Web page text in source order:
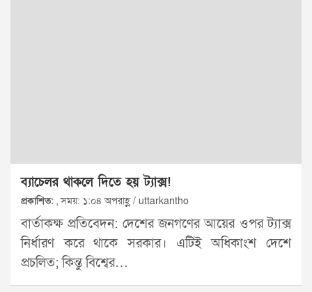
ব্যাচেলর থাকলে দিতে হয় ট্যাক্স!
প্রকাশিত: , সময়: ১:০৪ অপরাহ্ণ / uttarkantho
বার্তাকক্ষ প্রতিবেদন: দেশের জনগণের আয়ের ওপর ট্যাক্স
নির্ধারণ করে থাকে সরকার। এটিই অধিকাংশ দেশে
প্রচলিত; কিন্তু বিশ্বের…